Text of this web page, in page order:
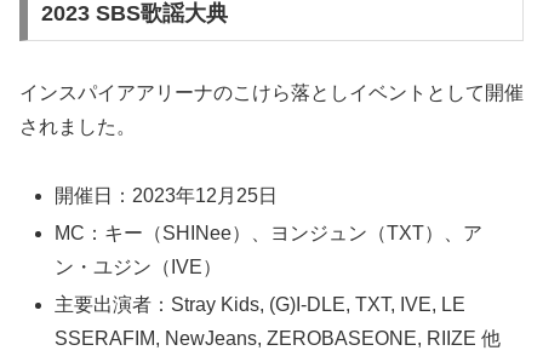
2023 SBS歌謡大典
インスパイアアリーナのこけら落としイベントとして開催
されました。
開催日：2023年12月25日
MC：キー（SHINee）、ヨンジュン（TXT）、ア
ン・ユジン（IVE）
主要出演者：Stray Kids, (G)I-DLE, TXT, IVE, LE
SSERAFIM, NewJeans, ZEROBASEONE, RIIZE 他